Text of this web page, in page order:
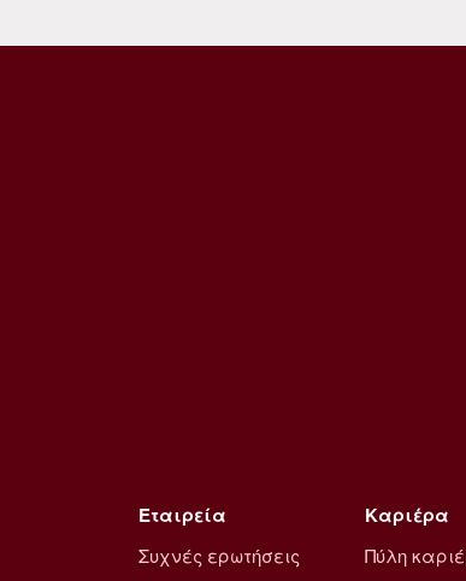
Καριέρα
Πύλη
Εταιρεία
Συχνές ερωτήσεις